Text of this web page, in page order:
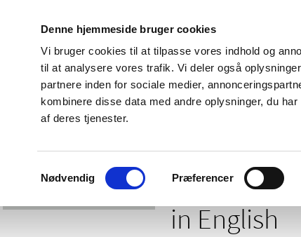
Denne hjemmeside bruger cookies
Vi bruger cookies til at tilpasse vores indhold og
til at analysere vores trafik. Vi deler også
partnere inden for sociale medier,
kombinere disse data med andre oplysninger, du
af deres tjenester.
Samtykkevalg
Nødvendig Præferencer
Licensing and
Side effects and product
information
This page
in English